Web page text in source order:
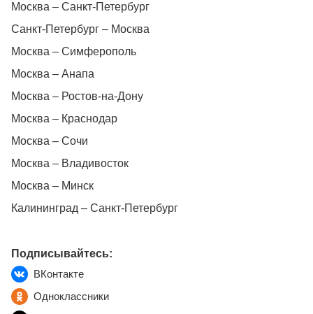
Москва – Санкт-Петербург
Санкт-Петербург – Москва
Москва – Симферополь
Москва – Анапа
Москва – Ростов-на-Дону
Москва – Краснодар
Москва – Сочи
Москва – Владивосток
Москва – Минск
Калининград – Санкт-Петербург
Подписывайтесь:
ВКонтакте
Одноклассники